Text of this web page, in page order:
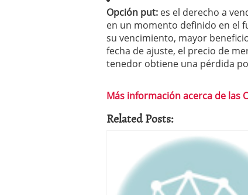
Opción put: es el derecho a
en un momento definido en el
su vencimiento, mayor
fecha de ajuste, el precio de
tenedor obtiene una pérdida
Más información acerca de las
Related Posts: